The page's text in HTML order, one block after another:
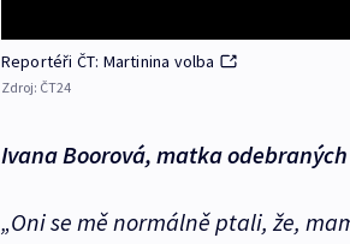
Reportéři ČT: Martinina volba
Zdroj: ČT24
Ivana Boorová, matka
„Oni se mě normálně ptali, že,